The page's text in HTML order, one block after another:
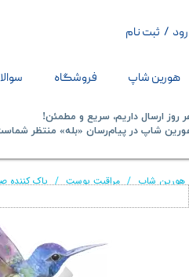
هورین شاپ فروشگاه
/ ثبت نام
حساب کاربری من
تغییر گذر واژه
خروج از حساب کاربری
روز ارسال داریم، سریع و مطمئن!
شاپ در پیام‌رسان «بله» منتظر
هورین شاپ مراقبت پوست پاک کننده